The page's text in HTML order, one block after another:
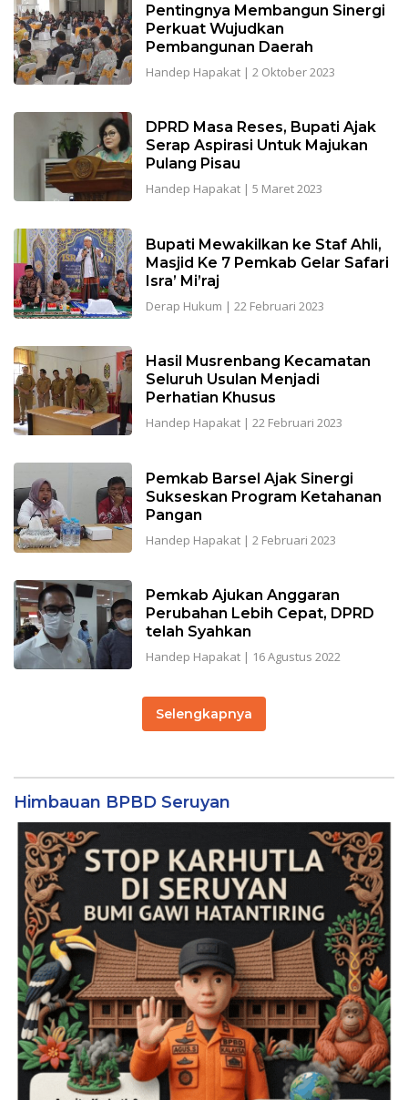
Pentingnya Membangun Sinergi
Perkuat Wujudkan
Pembangunan Daerah
Handep Hapakat| 2 Oktober 2023
DPRD Masa Reses, Bupati Ajak
Serap Aspirasi Untuk Majukan
Pulang Pisau
Handep Hapakat| 5 Maret 2023
Bupati Mewakilkan ke Staf Ahli,
Masjid Ke 7 Pemkab Gelar Safari
Isra’ Mi’raj
Derap Hukum | 22 Februari 2023
Hasil Musrenbang Kecamatan
Seluruh Usulan Menjadi
Perhatian Khusus
Handep Hapakat| 22 Februari 2023
Pemkab Barsel Ajak Sinergi
Sukseskan Program Ketahanan
Pangan
Handep Hapakat| 2 Februari 2023
Pemkab Ajukan Anggaran
Perubahan Lebih Cepat, DPRD
telah Syahkan
Handep Hapakat| 16 Agustus 2022
Selengkapnya
Himbauan BPBD Seruyan